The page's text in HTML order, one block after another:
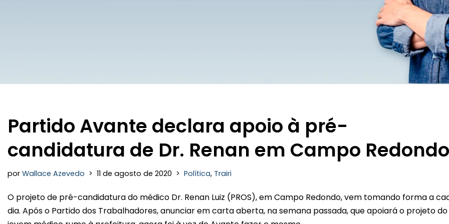
Partido Avante declara apoio à pré-
candidatura de Dr. Renan em Campo Redondo
por Wallace Azevedo 11 de agosto de 2020 Política, Trairi
O projeto de pré-candidatura do médico Dr. Renan Luiz (PROS), em Campo Redondo, vem tomando forma a
dia. Após o Partido dos Trabalhadores, anunciar em carta aberta, na semana passada, que apoiará o projeto do